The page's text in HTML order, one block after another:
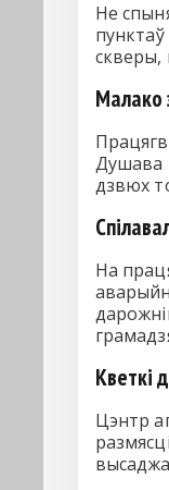
Не
скверы,
Малако
Душава
дзвюх
На
Кветкі
Цэнтр